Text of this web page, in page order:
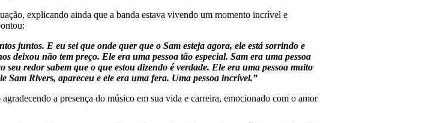
explicando ainda que a banda estava vivendo um momento incrível e
juntos. E eu sei que onde quer que o Sam esteja agora, ele está sorrindo e
deixou não tem preço. Ele era uma pessoa tão especial. Sam era uma pessoa
redor sabem que o que estou dizendo é verdade. Ele era uma pessoa muito
Sam Rivers, apareceu e ele era uma fera. Uma pessoa incrível.”
a presença do músico em sua vida e carreira, emocionado com o amor